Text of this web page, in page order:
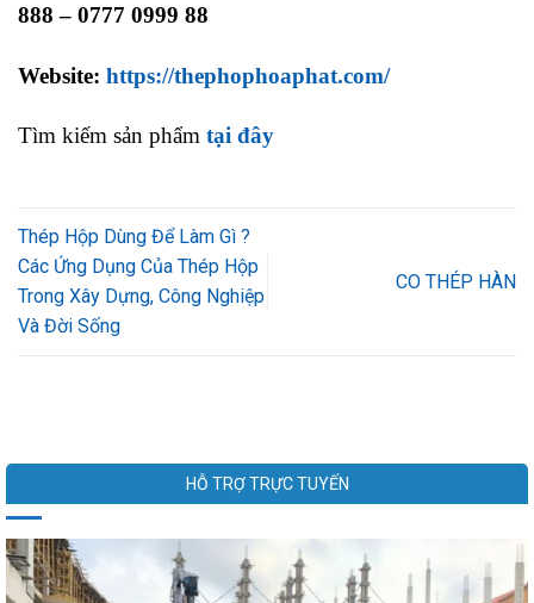
888 – 0777 0999 88
Website: https://thephophoaphat.com/
Tìm kiếm sản phẩm tại đây
Thép Hộp Dùng Để Làm Gì ?
Các Ứng Dụng Của Thép Hộp
Trong Xây Dựng, Công Nghiệp
Và Đời Sống
CO THÉP HÀN
HỖ TRỢ TRỰC TUYẾN